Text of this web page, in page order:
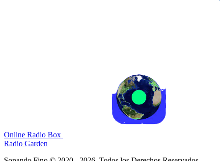
Online Radio Box
Radio Garden